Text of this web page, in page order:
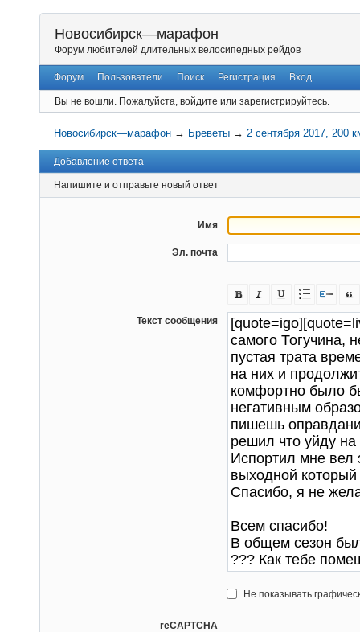
Новосибирск—марафон
Форум любителей длительных велосипедных рейдов
Форум Пользователи Поиск Регистрация Вход
Вы не вошли. Пожалуйста, войдите или зарегистрируйтесь.
Новосибирск—марафон → Бреветы →2 сентября 2017, 200
Добавление ответа
Напишите и отправьте новый ответ
Имя
Эл. почта
Текст сообщения
Не показывать
reCAPTCHA